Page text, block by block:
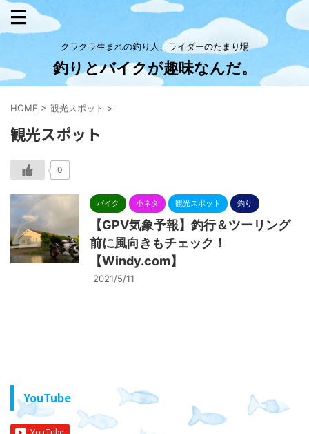
クラクラ生まれの釣り人、ライダーのたまり場
釣りとバイクが趣味なんだ。
HOME > 観光スポット >
観光スポット
0
バイク 小ネタ 観光スポット 釣り
【GPV気象予報】釣行＆ツーリング
前に風向きもチェック！
【Windy.com】
2021/5/11
YouTube